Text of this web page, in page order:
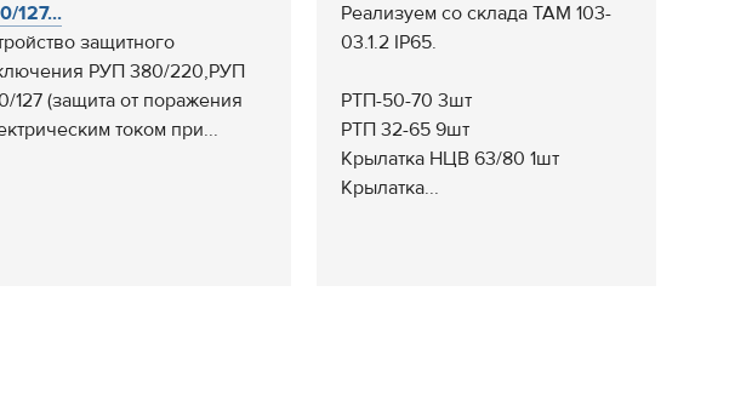
127...
защитного
РУП 380/220,РУП
127 (защита от поражения
током при...
Реализуем со склада ТАМ 103-
03.1.2 IP65.
РТП-50-70 3шт
РТП 32-65 9шт
Крылатка НЦВ 63/80 1шт
Крылатка...